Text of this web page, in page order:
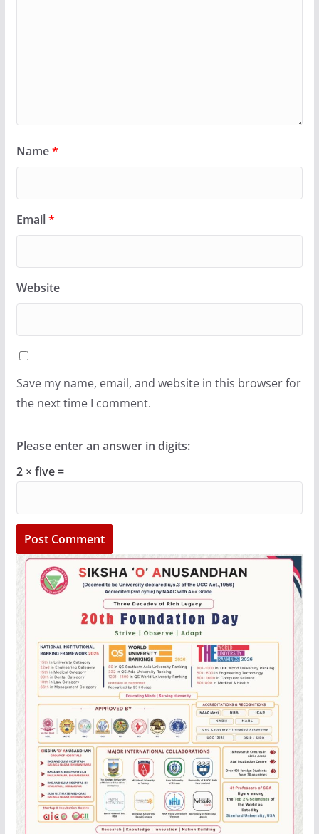
Name*
Email*
Website
Save my name, email, and website in this browser for
the next time I comment.
Please enter an answer in digits:
2 × five =